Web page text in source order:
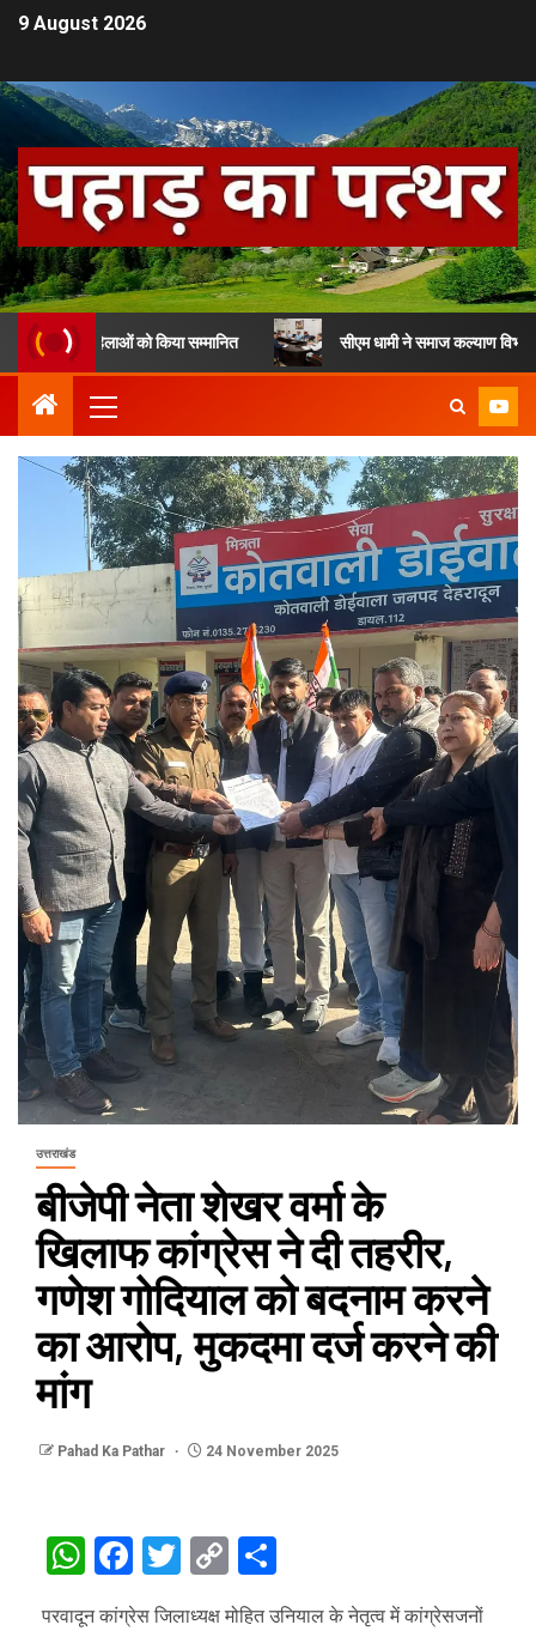
9 August 2026
महिलाओं को किया सम्मानित सीएम धामी ने समाज कल्याण विभाग के
उत्तराखंड
बीजेपी नेता शेखर वर्मा के
खिलाफ कांग्रेस ने दी तहरीर,
गणेश गोदियाल को बदनाम करने
का आरोप, मुकदमा दर्ज करने की
मांग
Pahad Ka Pathar 24 November 2025
WhatsApp
Facebook
Twitter
Copy
Link
परवादून कांग्रेस जिलाध्यक्ष मोहित उनियाल के नेतृत्व में कांग्रेसजनों